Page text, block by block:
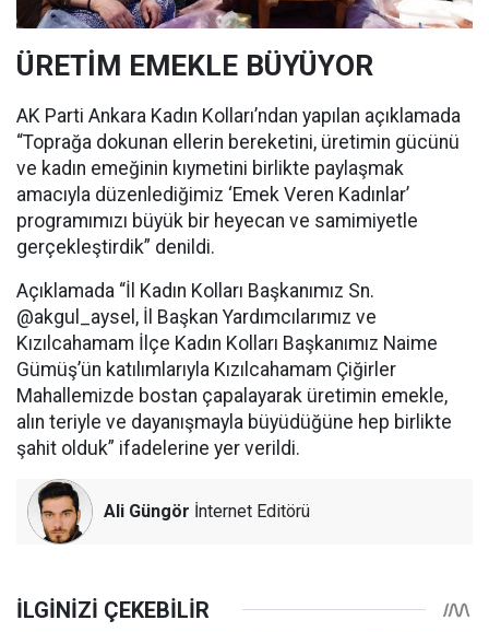
ÜRETİM EMEKLE BÜYÜYOR
AK Parti Ankara Kadın Kolları’ndan yapılan açıklamada
“Toprağa dokunan ellerin bereketini, üretimin gücünü
ve kadın emeğinin kıymetini birlikte paylaşmak
amacıyla düzenlediğimiz ‘Emek Veren Kadınlar’
programımızı büyük bir heyecan ve samimiyetle
gerçekleştirdik” denildi.
Açıklamada “İl Kadın Kolları Başkanımız Sn.
@akgul_aysel, İl Başkan Yardımcılarımız ve
Kızılcahamam İlçe Kadın Kolları Başkanımız Naime
Gümüş’ün katılımlarıyla Kızılcahamam Çiğirler
Mahallemizde bostan çapalayarak üretimin emekle,
alın teriyle ve dayanışmayla büyüdüğüne hep birlikte
şahit olduk” ifadelerine yer verildi.
Ali Güngör İnternet Editörü